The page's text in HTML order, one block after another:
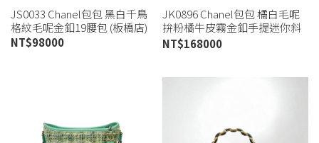
JS0033 Chanel包包 黑白千鳥
格紋毛呢金釦19腰包 (板橋店)
NT$98000
JK0896 Chanel包包 橘白毛呢
拚粉橘牛皮霧金釦手提迷你斜
背包AS4035(高雄店)
NT$168000